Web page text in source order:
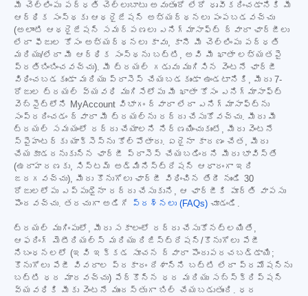
మీ చెల్లింపు పద్ధతి చెల్లుబాటు అవుతుందో లేదో ధృవీకరించడానికి మీ
ఆర్థిక సంస్థకు ఆథరైజేషన్ అభ్యర్థనలు పంపబడవచ్చు
(అలాంటి ఆథరైజేషన్ సమర్పణలు ఎనిగ్మాసాఫ్ట్ ద్వారా ఛార్జీలు
లేదా ఫీజుల కోసం అభ్యర్థనలు కావు, కానీ మీ చెల్లింపు పద్ధతి
మరియు/లేదా మీ ఆర్థిక సంస్థను బట్టి, అవి మీ ఖాతా లభ్యతపై
ప్రతిబింబించవచ్చు). మీ ట్రయల్ గడువు ముగిసిన వెంటనే ఛార్జీ
విధించబడకుండా మరియు ప్రాసెస్ చేయబడకుండా ఉండటానికి, మీరు 7-
రోజుల ట్రయల్ వ్యవధి ముగిసేలోపు మీ ఖాతా కోసం ఎనిగ్మాసాఫ్ట్
వెబ్‌సైట్‌లోని MyAccount విభాగం ద్వారా లేదా ఎనిగ్మాసాఫ్ట్‌ను
సంప్రదించడం ద్వారా మీ ట్రయల్‌ను రద్దు చేసుకోవచ్చు. మీరు మీ
ట్రయల్ సమయంలో రద్దు చేయాలని నిర్ణయించుకుంటే, మీరు వెంటనే
స్పైహంటర్‌కు యాక్సెస్‌ను కోల్పోతారు. ఏదైనా కారణం చేత, మీరు
చేయకూడదనుకున్న ఛార్జీ ప్రాసెస్ చేయబడిందని మీరు భావిస్తే
(ఉదాహరణకు, సిస్టమ్ అడ్మినిస్ట్రేషన్ ఆధారంగా ఇది
జరగవచ్చు), మీరు కొనుగోలు ఛార్జీ విధించిన తేదీ నుండి 30
రోజులలోపు ఎప్పుడైనా రద్దు చేసుకుని, ఆ ఛార్జీకి పూర్తి వాపసు
పొందవచ్చు. తరచుగా అడిగే
ప్రశ్నలు (FAQs) చూడండి.
ట్రయల్ ముగింపులో, మీరు సకాలంలో రద్దు చేసుకోనట్లయితే,
ఆఫరింగ్ మెటీరియల్స్ మరియు రిజిస్ట్రేషన్/కొనుగోలు పేజీ
నిబంధనలలో (ఇవి ఇక్కడ సూచన ద్వారా పొందుపరచబడ్డాయి;
కొనుగోలు పేజీ వివరాల ప్రకారం దేశాన్ని బట్టి లేదా ప్రమోషన్‌ను
బట్టి ధర మారవచ్చు) పేర్కొన్న ధర మరియు సబ్‌స్క్రిప్షన్
వ్యవధికి మీకు వెంటనే ముందస్తుగా బిల్ చేయబడుతుంది. ధర